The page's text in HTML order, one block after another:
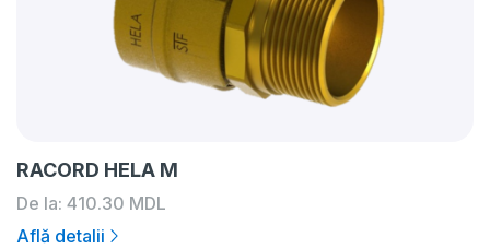
RACORD HELA M
De la: 410.30 MDL
Află detalii